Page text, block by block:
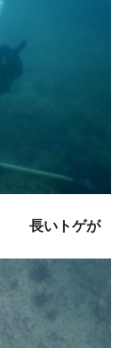
長いトゲが